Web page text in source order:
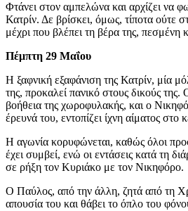
Φτάνει στον αμπελώνα και αρχίζει να
Κατρίν. Δε βρίσκει, όμως, τίποτα ούτε
μέχρι που βλέπει τη βέρα της, πεσμένη
Πέμπτη 29 Μαΐου
Η ξαφνική εξαφάνιση της Κατρίν, μία
της, προκαλεί πανικό στους δικούς
βοήθεια της χωροφυλακής, και ο
έρευνά του, εντοπίζει ίχνη αίματος
Η αγωνία κορυφώνεται, καθώς όλοι
έχει συμβεί, ενώ οι εντάσεις κατά τη
σε ρήξη τον Κυριάκο με τον Νικηφόρο.
Ο Παύλος, από την άλλη, ζητά από τη
απουσία του και θάβει το όπλο του